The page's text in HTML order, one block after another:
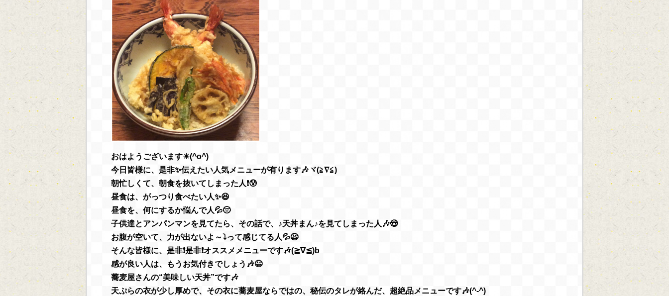
おはようございます☀(^o^)
今日皆様に、是非✨伝えたい人気メニューが有ります🎶ヾ(≧∇≦)
朝忙しくて、朝食を抜いてしまった人❗😰
昼食は、がっつり食べたい人✨😆
昼食を、何にするか悩んで人💦😔
子供達とアンパンマンを見てたら、その話で、♪天丼まん♪を見てしまった人🎶😍
お腹が空いて、力が出ないよ～⤵って感じてる人💦😫
そんな皆様に、是非❗是非❗オススメメニューです🎶(≧∇≦)b
感が良い人は、もうお気付きでしょう🎶😆
蕎麦屋さんの“美味しい天丼”です🎶
天ぷらの衣が少し厚めで、その衣に蕎麦屋ならではの、秘伝のタレが絡んだ、超絶品メニューです🎶(^-^)